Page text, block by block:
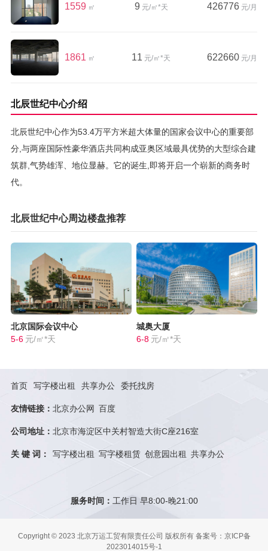
1559 ㎡ 9 元/㎡*天 426776 元/月
1861 ㎡ 11 元/㎡*天 622660 元/月
北辰世纪中心介绍
北辰世纪中心作为53.4万平方米超大体量的国家会议中心的重要部
分,与两座国际性豪华酒店共同构成亚奥区域最具优势的大型综合建
筑群,气势雄浑、地位显赫。它的诞生,即将开启一个崭新的商务时
代。
北辰世纪中心周边楼盘推荐
北京国际会议中心
5-6 元/㎡*天
城奥大厦
6-8 元/㎡*天
首页 写字楼出租 共享办公 委托找房
友情链接： 北京办公网 百度
公司地址： 北京市海淀区中关村智造大街C座216室
关 键 词： 写字楼出租 写字楼租赁 创意园出租 共享办公
服务时间： 工作日 早8:00-晚21:00
Copyright © 2023 北京万运工贸有限责任公司 版权所有 备案号：京ICP备
2023014015号-1